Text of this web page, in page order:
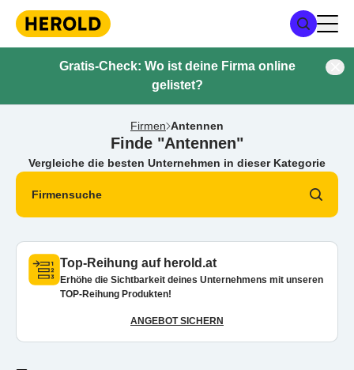
Gratis-Check: Wo ist deine Firma online
gelistet?
Firmen Antennen
Finde "Antennen"
Vergleiche die besten Unternehmen in dieser Kategorie
Firmensuche
Top-Reihung auf herold.at
Erhöhe die Sichtbarkeit deines Unternehmens mit unseren
TOP-Reihung Produkten!
ANGEBOT SICHERN